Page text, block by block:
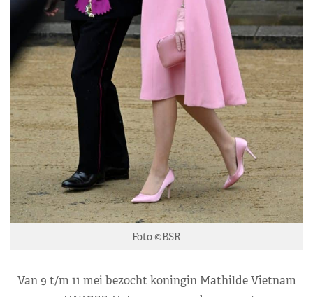
Foto ©BSR
Van 9 t/m 11 mei bezocht koningin Mathilde Vietnam